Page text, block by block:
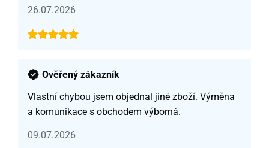
26.07.2026
Ověřený zákazník
Vlastní chybou jsem objednal jiné zboží. Výměna
a komunikace s obchodem výborná.
09.07.2026